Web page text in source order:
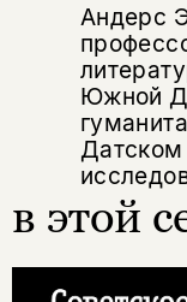
Андерс
Южной
Датском
в этой